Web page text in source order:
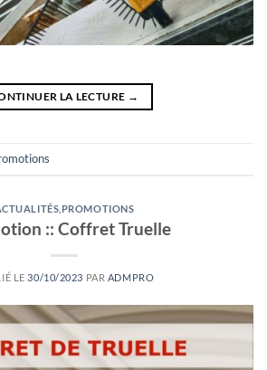
LA LECTURE →
PROMOTIONS
:: Coffret Truelle
LE30/10/2023 PAR ADMPRO